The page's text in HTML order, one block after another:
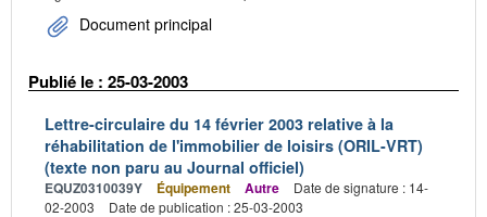
Document principal
Publié le : 25-03-2003
Lettre-circulaire du 14 février 2003 relative à la
réhabilitation de l'immobilier de loisirs (ORIL-VRT)
(texte non paru au Journal officiel)
EQUZ0310039Y Équipement Autre
Date de signature : 14-
02-2003
Date de publication : 25-03-2003